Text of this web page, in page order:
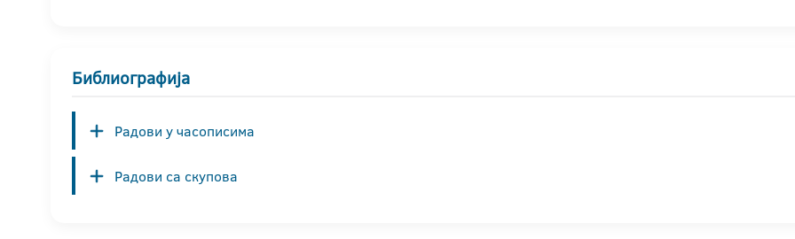
Библиографија
Радови у часописима
Радови са скупова